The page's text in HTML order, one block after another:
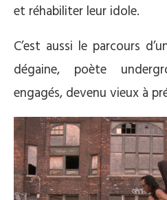
et réhabiliter leur idole.
C’est aussi le parcours
dégaine, poète
engagés, devenu vieux à